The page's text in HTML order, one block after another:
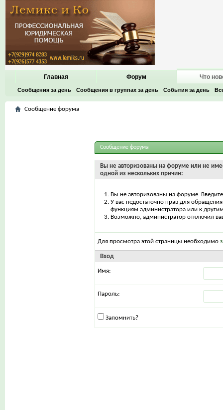
Главная Форум Что
Сообщения за день Сообщения в группах за день События за день
Сообщение форума
Сообщение форума
Вы не авторизованы на форуме или не
одной из нескольких причин:
Вы не авторизованы на форуме.
У вас недостаточно прав для
функциям администратора или к
Возможно, администратор отключил
Для просмотра этой страницы необходимо
Вход
Имя:
Пароль:
Запомнить?